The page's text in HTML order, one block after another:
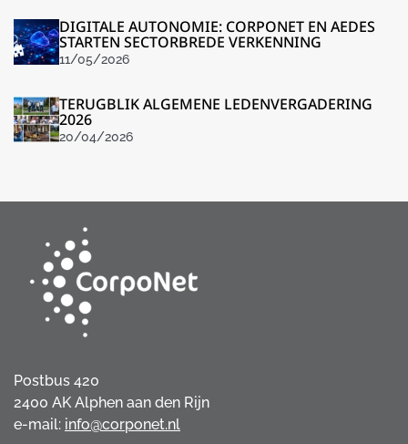
DIGITALE AUTONOMIE: CORPONET EN AEDES
STARTEN SECTORBREDE VERKENNING
11/05/2026
TERUGBLIK ALGEMENE LEDENVERGADERING
2026
20/04/2026
Postbus 420
2400 AK Alphen aan den Rijn
e-mail: info@corponet.nl